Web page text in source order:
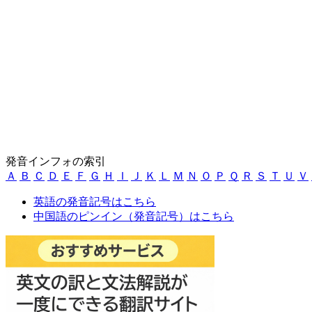
発音インフォの索引
Ａ
Ｂ Ｃ Ｄ Ｅ Ｆ Ｇ Ｈ Ｉ Ｊ Ｋ Ｌ Ｍ Ｎ Ｏ Ｐ Ｑ Ｒ Ｓ Ｔ Ｕ Ｖ
英語の発音記号はこちら
中国語のピンイン（発音記号）はこちら